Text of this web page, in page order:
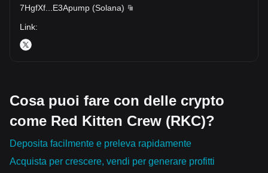
7HgfXf
E3Apump (Solana)
Link:
Cosa puoi fare con delle crypto
come Red Kitten Crew (RKC)?
Deposita facilmente e preleva rapidamente
Acquista per crescere, vendi per generare profitti